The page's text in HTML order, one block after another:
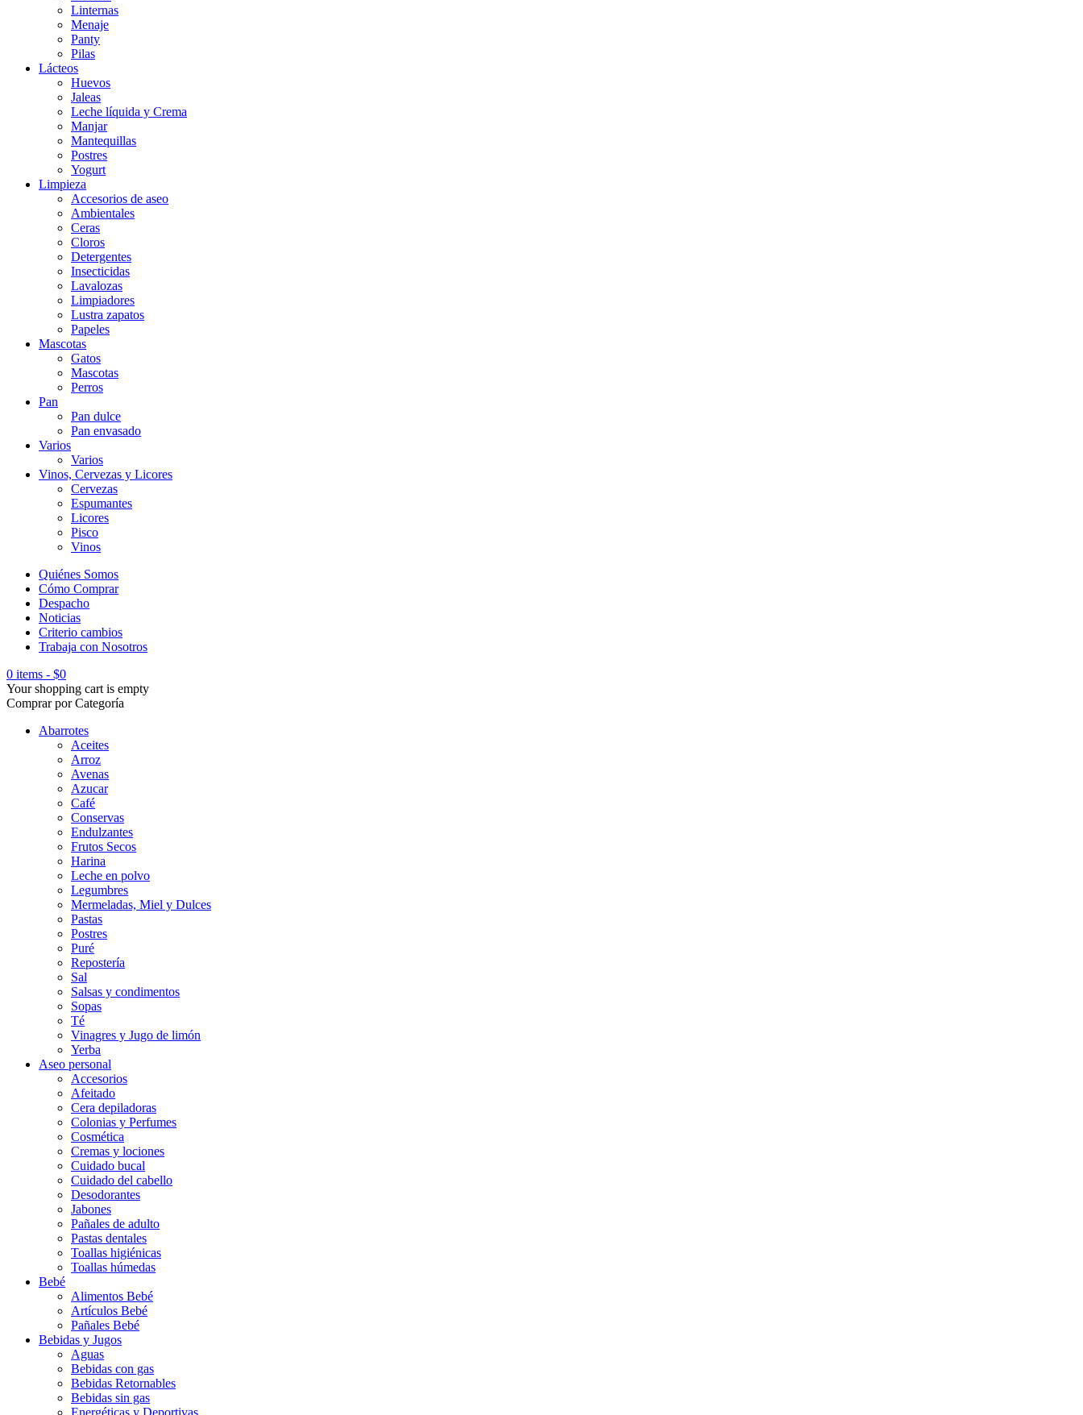
Linternas
Menaje
Panty
Pilas
Lácteos
Huevos
Jaleas
Leche líquida y Crema
Manjar
Mantequillas
Postres
Yogurt
Limpieza
Accesorios de aseo
Ambientales
Ceras
Cloros
Detergentes
Insecticidas
Lavalozas
Limpiadores
Lustra zapatos
Papeles
Mascotas
Gatos
Mascotas
Perros
Pan
Pan dulce
Pan envasado
Varios
Varios
Vinos, Cervezas y Licores
Cervezas
Espumantes
Licores
Pisco
Vinos
Quiénes Somos
Cómo Comprar
Despacho
Noticias
Criterio cambios
Trabaja con Nosotros
0 items - $0
Your shopping cart is empty
Comprar por Categoría
Abarrotes
Aceites
Arroz
Avenas
Azucar
Café
Conservas
Endulzantes
Frutos Secos
Harina
Leche en polvo
Legumbres
Mermeladas, Miel y Dulces
Pastas
Postres
Puré
Repostería
Sal
Salsas y condimentos
Sopas
Té
Vinagres y Jugo de limón
Yerba
Aseo personal
Accesorios
Afeitado
Cera depiladoras
Colonias y Perfumes
Cosmética
Cremas y lociones
Cuidado bucal
Cuidado del cabello
Desodorantes
Jabones
Pañales de adulto
Pastas dentales
Toallas higiénicas
Toallas húmedas
Bebé
Alimentos Bebé
Artículos Bebé
Pañales Bebé
Bebidas y Jugos
Aguas
Bebidas con gas
Bebidas Retornables
Bebidas sin gas
Energéticas y Deportivas